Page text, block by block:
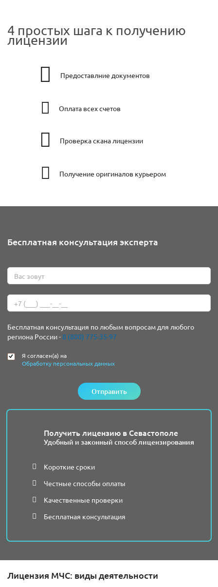
4 простых шага к получению
лицензии
Предоставлние документов
Оплата всех счетов
Проверка скана лицензии
Получение оригиналов курьером
Бесплатная консультация эксперта
Бесплатная консультация по любым вопросам для любого
региона России - 8 (800) 775-35-97
Я согласен(а) на
Обработку персональных данных
Отправить
Получить лицензию в Севастополе
Удобный и законный способ лицензирования
Короткие сроки
Честные способы оплаты
Качественные проверки
Бесплатная консультация
Лицензия МЧС: виды деятельности